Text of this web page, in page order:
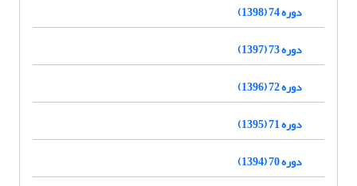
دوره 74 (1398)
دوره 73 (1397)
دوره 72 (1396)
دوره 71 (1395)
دوره 70 (1394)